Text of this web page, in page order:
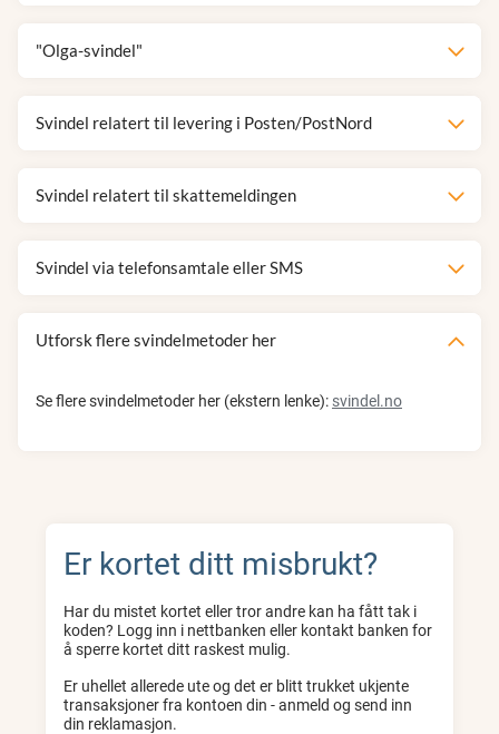
"Olga-svindel"
Svindel relatert til levering i Posten/PostNord
Svindel relatert til skattemeldingen
Svindel via telefonsamtale eller SMS
Utforsk flere svindelmetoder her
Se flere svindelmetoder her (ekstern lenke): svindel.no
Er kortet ditt misbrukt?
Har du mistet kortet eller tror andre kan ha fått tak i
koden? Logg inn i nettbanken eller kontakt banken for
å sperre kortet ditt raskest mulig.
Er uhellet allerede ute og det er blitt trukket ukjente
transaksjoner fra kontoen din - anmeld og send inn
din reklamasjon.